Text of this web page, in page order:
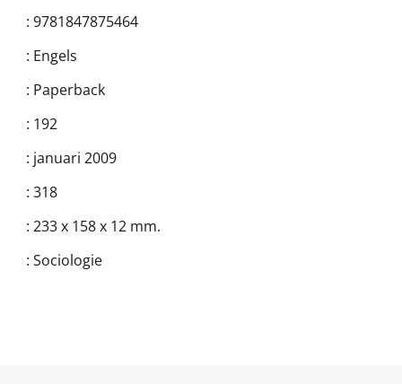
: 9781847875464
: Engels
: Paperback
: 192
: januari 2009
: 318
: 233 x 158 x 12 mm.
: Sociologie